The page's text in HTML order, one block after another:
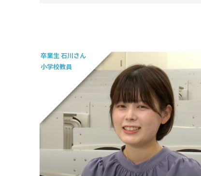
卒業生 石川さん
小学校教員